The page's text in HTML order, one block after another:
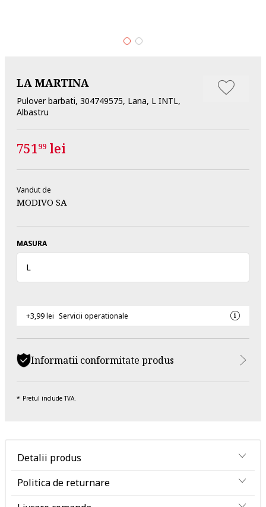
LA MARTINA
Pulover barbati, 304749575, Lana, L INTL,
Albastru
75199 lei
Vandut de
MODIVO SA
MASURA
L
+3,99 lei Servicii operationale
Informatii conformitate produs
Pretul include TVA.
Detalii produs
Politica de returnare